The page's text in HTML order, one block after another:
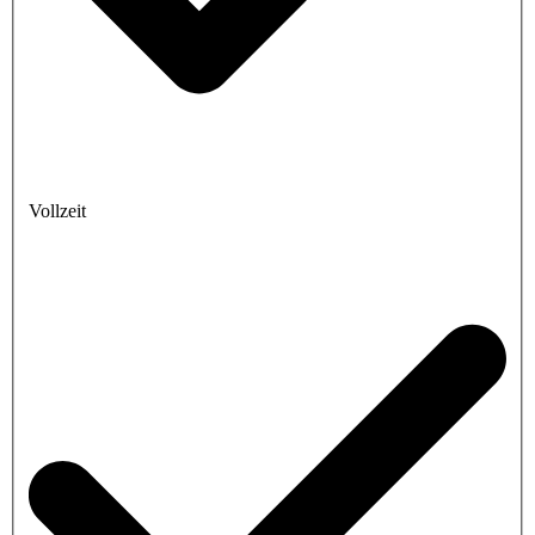
Vollzeit